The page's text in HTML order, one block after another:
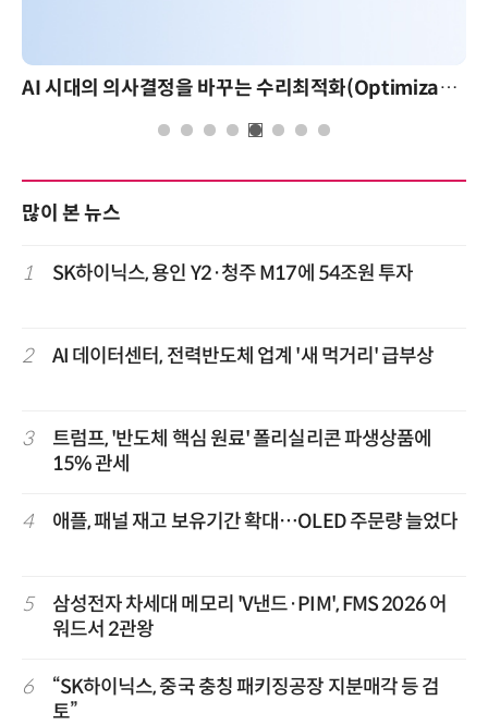
AI 시대의 의사결정을 바꾸는 수리최적화(Optimization): 실제 산업 적용 사례와 활용 전략
많이 본 뉴스
1 SK하이닉스, 용인 Y2·청주 M17에 54조원 투자
2 AI 데이터센터, 전력반도체 업계 '새 먹거리' 급부상
3
트럼프, '반도체 핵심 원료' 폴리실리콘 파생상품에
15% 관세
4 애플, 패널 재고 보유기간 확대…OLED 주문량 늘었다
5
삼성전자 차세대 메모리 'V낸드·PIM', FMS 2026 어
워드서 2관왕
6
“SK하이닉스, 중국 충칭 패키징공장 지분매각 등 검
토”